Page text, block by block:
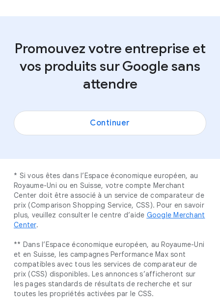
atteindre et vous ne payez jamais plus que
votre plafond budgétaire mensuel.
Promouvez votre entreprise et
vos produits sur Google sans
attendre
Continuer
* Si vous êtes dans l’Espace économique européen, au
Royaume-Uni ou en Suisse, votre compte Merchant
Center doit être associé à un service de comparateur de
prix (Comparison Shopping Service, CSS). Pour en savoir
plus, veuillez consulter le centre d’aide Google Merchant
Center.
** Dans l’Espace économique européen, au Royaume-Uni
et en Suisse, les campagnes Performance Max sont
compatibles avec tous les services de comparateur de
prix (CSS) disponibles. Les annonces s’afficheront sur
les pages standards de résultats de recherche et sur
toutes les propriétés activées par le CSS.